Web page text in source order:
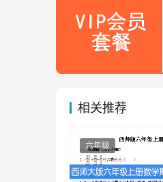
相关推荐
六年级